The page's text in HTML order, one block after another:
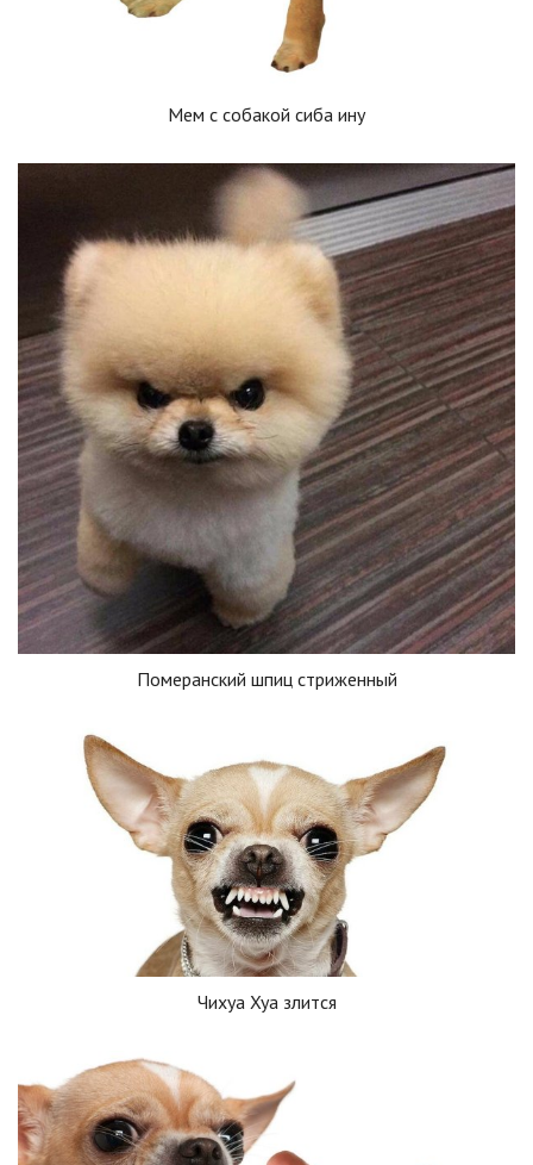
Мем с собакой сиба ину
Померанский шпиц стриженный
Чихуа Хуа злится